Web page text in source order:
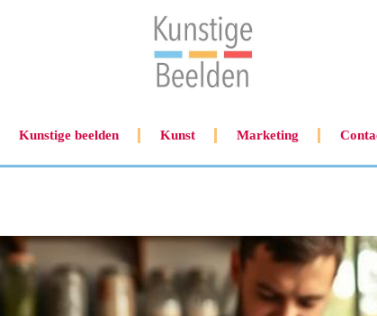
Kunstige beelden Kunst Marketing